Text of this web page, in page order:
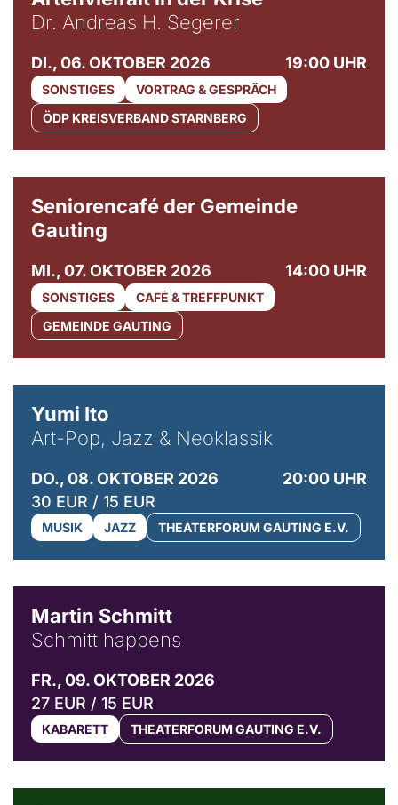
Dr. Andreas H. Segerer
DI., 06. OKTOBER 2026 19:00 UHR
SONSTIGES
VORTRAG & GESPRÄCH
ÖDP KREISVERBAND STARNBERG
Seniorencafé der Gemeinde
Gauting
MI., 07. OKTOBER 2026 14:00 UHR
SONSTIGES
CAFÉ & TREFFPUNKT
GEMEINDE GAUTING
Yumi Ito
Art-Pop, Jazz & Neoklassik
DO., 08. OKTOBER 2026
20:00 UHR
30 EUR / 15 EUR
MUSIK JAZZ THEATERFORUM GAUTING E.V.
Martin Schmitt
Schmitt happens
FR., 09. OKTOBER 2026
27 EUR / 15 EUR
KABARETT THEATERFORUM GAUTING E.V.